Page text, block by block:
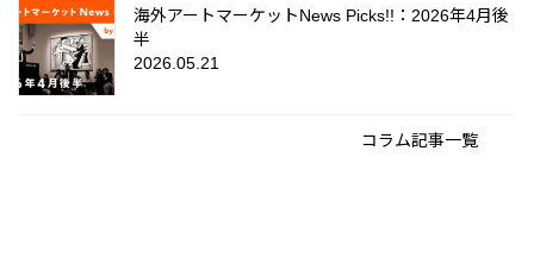
海外アートマーケットNews Picks!!：2026年4月後
半
2026.05.21
コラム記事一覧